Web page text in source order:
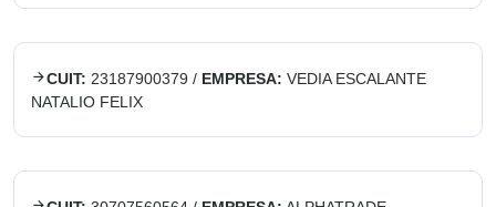
CUIT: 23187900379 / EMPRESA: VEDIA ESCALANTE
NATALIO FELIX